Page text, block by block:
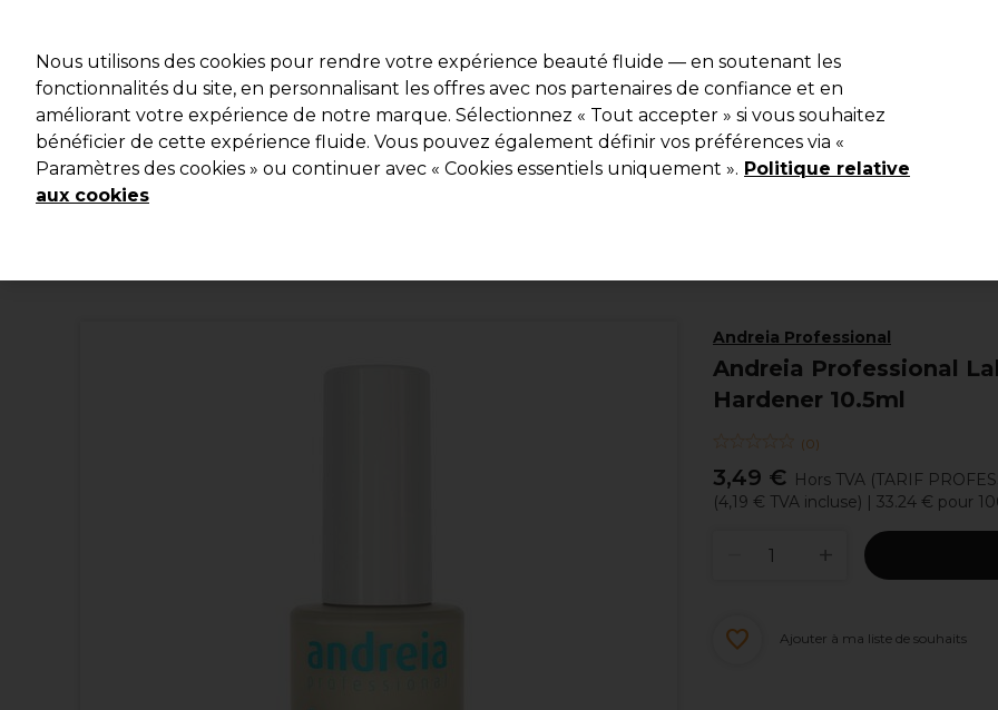
Rechercher
Marques
Bons plans Coiffure Electro et Matériel Equipement de salon Beauté Hommes
Livraison et délais
Andreia Professional
Andreia Professional
Hardener 10.5ml
(0)
3,49 € Hors TVA (TARIF
(4,19 € TVA incluse) | 33.24 € pour
Ajouter à ma liste de souhaits
Nous utilisons des cookies pour rendre votre expérience beauté fluide — en soutenant les
fonctionnalités du site, en personnalisant les offres avec nos partenaires de confiance et en
améliorant votre expérience de notre marque. Sélectionnez « Tout accepter » si vous souhaitez
bénéficier de cette expérience fluide. Vous pouvez également définir vos préférences via «
Paramètres des cookies » ou continuer avec « Cookies essentiels uniquement ». Politique relative
aux cookies